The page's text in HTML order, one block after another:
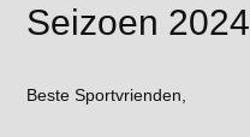
Seizoen 2024
Beste Sportvrienden,